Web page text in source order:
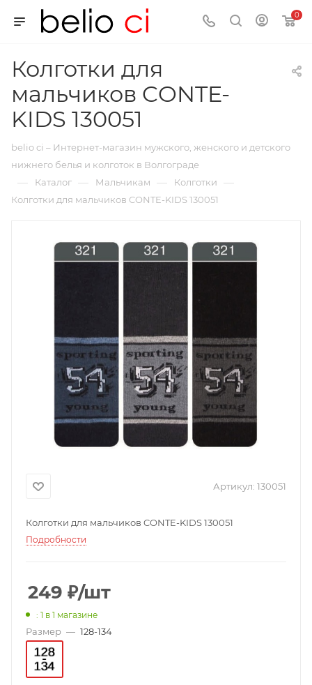
0
Колготки для
мальчиков CONTE-
KIDS 130051
belio ci – Интернет-магазин мужского, женского и детского
нижнего белья и колготок в Волгограде
— Каталог — Мальчикам — Колготки —
Колготки для мальчиков CONTE-KIDS 130051
Артикул: 130051
Колготки для мальчиков CONTE-KIDS 130051
Подробности
249 ₽/шт
: 1 в 1 магазине
Размер — 128-134